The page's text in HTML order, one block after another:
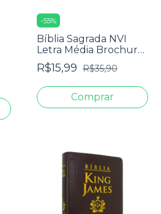
-55%
Bíblia Sagrada NVI
Letra Média Brochura
Leão Rei Dos Reis
R$15,99 R$35,90